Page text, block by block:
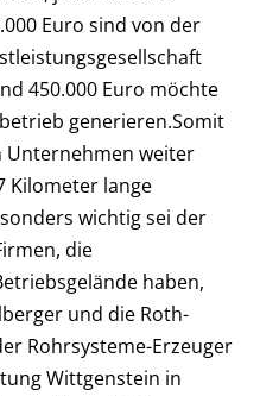
Euro sind von der
450.000 Euro möchte
generieren.Somit
Unternehmen weiter
Kilometer lange
wichtig sei der
die
haben,
und die Roth-
Rohrsysteme-Erzeuger
Wittgenstein in